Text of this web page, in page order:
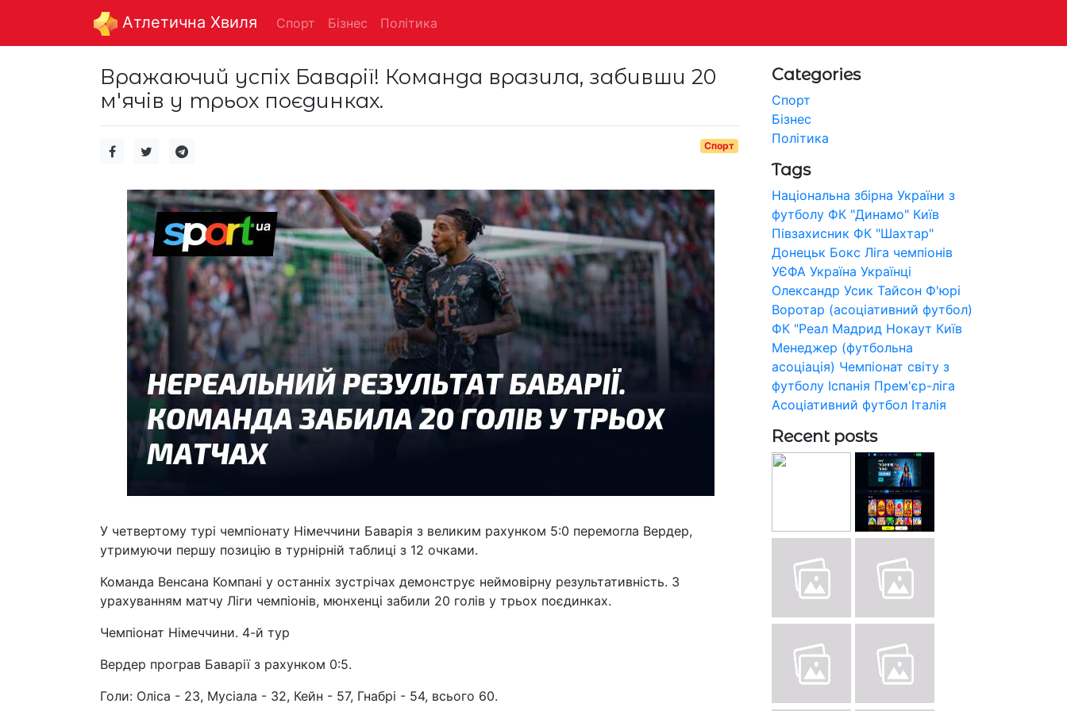
Aтлетична Хвиля Спорт Бізнес Політика
Вражаючий успіх Баварії! Команда вразила, забивши 20
м'ячів у трьох поєдинках.
Спорт
У четвертому турі чемпіонату Німеччини Баварія з великим рахунком 5:0 перемогла Вердер,
утримуючи першу позицію в турнірній таблиці з 12 очками.
Команда Венсана Компані у останніх зустрічах демонструє неймовірну результативність. З
урахуванням матчу Ліги чемпіонів, мюнхенці забили 20 голів у трьох поєдинках.
Чемпіонат Німеччини. 4-й тур
Вердер програв Баварії з рахунком 0:5.
Голи: Оліса - 23, Мусіала - 32, Кейн - 57, Гнабрі - 54, всього 60.
Categories
Спорт
Бізнес
Політика
Tags
Національна збірна України з
футболу ФК "Динамо" Київ
Півзахисник ФК "Шахтар"
Донецьк Бокс Ліга чемпіонів
УЄФА Україна Українці
Олександр Усик Тайсон Ф'юрі
Воротар (асоціативний футбол)
ФК "Реал Мадрид Нокаут Київ
Менеджер (футбольна
асоціація) Чемпіонат світу з
футболу Іспанія Прем'єр-ліга
Асоціативний футбол Італія
Recent posts